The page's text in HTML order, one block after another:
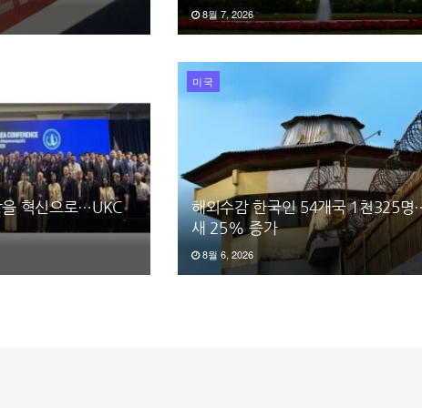
8월 7, 2026
을 혁신으로…UKC
미국
해외수감 한국인 54개국 1천325
새 25% 증가
8월 6, 2026